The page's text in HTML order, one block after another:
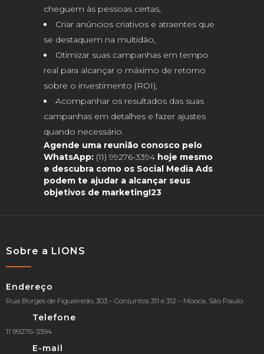
cheguem às pessoas certas,
Criar anúncios criativos e atraentes que
se destaquem na multidão,
Otimizar suas campanhas em tempo
real para alcançar o máximo de retorno
sobre o investimento (ROI),
Acompanhar os resultados das suas
campanhas em detalhes e fazer ajustes
quando necessário.
Agende uma reunião conosco pelo
WhatsApp: (11) 99276-3394 hoje mesmo
e descubra como os Social Media Ads
podem te ajudar a alcançar seus
objetivos de marketing!23
Sobre a LIONS
Endereço
Rua Borges de Figueiredo, 303 – Conjuntos 311 e 312 – Mooca, São Paulo
Telefone
11 99276-3394
E-mail